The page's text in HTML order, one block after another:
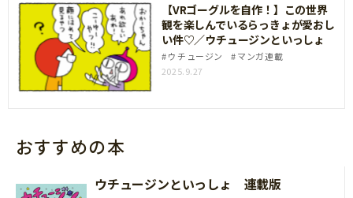
【VRゴーグルを自作！】この世界
観を楽しんでいるらっきょが愛おし
い件♡／ウチュージンといっしょ
ウチュージン
マンガ連載
2025.9.27
おすすめの本
ウチュージンといっしょ 連載版